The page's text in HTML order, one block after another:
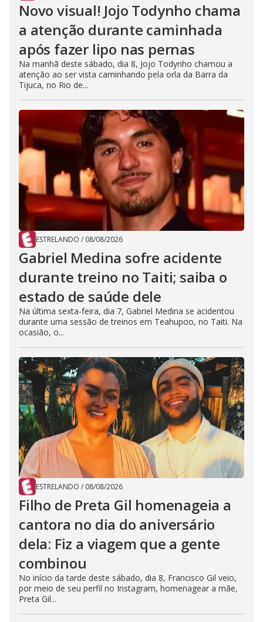
Novo visual! Jojo Todynho chama
a atenção durante caminhada
após fazer lipo nas pernas
Na manhã deste sábado, dia 8, Jojo Todynho chamou a
atenção ao ser vista caminhando pela orla da Barra da
Tijuca, no Rio de...
ESTRELANDO / 08/08/2026
Gabriel Medina sofre acidente
durante treino no Taiti; saiba o
estado de saúde dele
Na última sexta-feira, dia 7, Gabriel Medina se acidentou
durante uma sessão de treinos em Teahupoo, no Taiti. Na
ocasião, o...
ESTRELANDO / 08/08/2026
Filho de Preta Gil homenageia a
cantora no dia do aniversário
dela: Fiz a viagem que a gente
combinou
No início da tarde deste sábado, dia 8, Francisco Gil veio,
por meio de seu perfil no Instagram, homenagear a mãe,
Preta Gil...